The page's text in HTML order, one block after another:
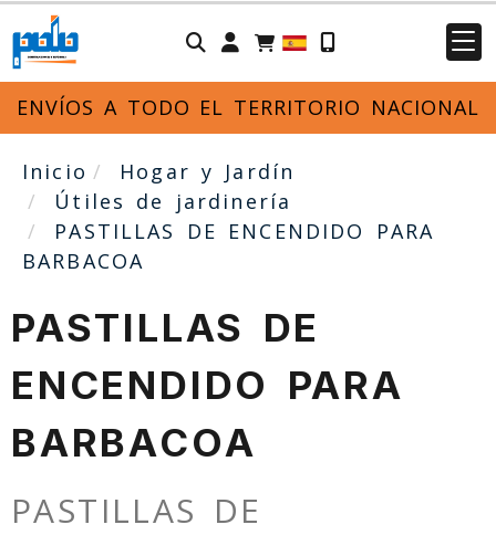
Identifícate
ENVÍOS A TODO EL TERRITORIO NACIONAL
Inicio
Hogar y Jardín
Útiles de jardinería
PASTILLAS DE ENCENDIDO PARA
BARBACOA
PASTILLAS DE
ENCENDIDO PARA
BARBACOA
PASTILLAS DE